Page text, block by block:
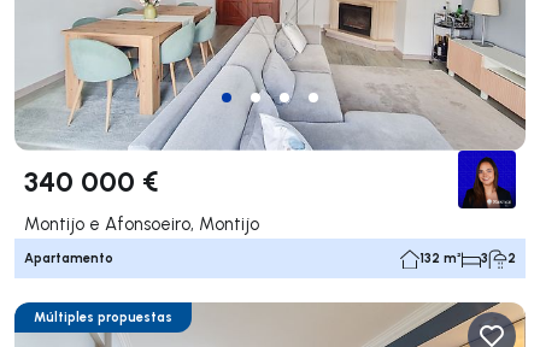
340 000 €
Montijo e Afonsoeiro, Montijo
Apartamento 132 m² 3 2
Múltiples propuestas